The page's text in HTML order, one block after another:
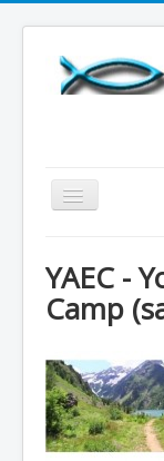
Basculer
la
CARTE DES
LISTE DES
PLUS
YAEC -
Camp